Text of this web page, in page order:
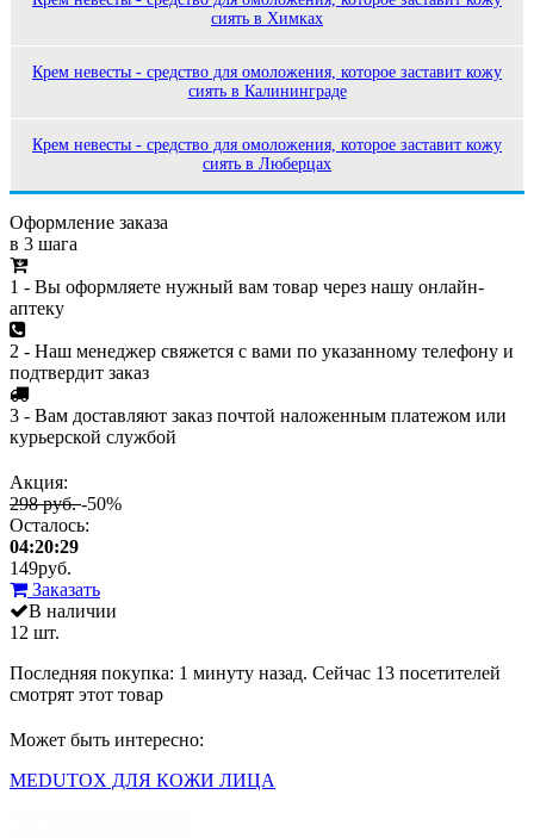
сиять в Химках
Крем невесты - средство для омоложения, которое заставит кожу
сиять в Калининграде
Крем невесты - средство для омоложения, которое заставит кожу
сиять в Люберцах
Оформление заказа
в 3 шага
1 - Вы оформляете нужный вам товар через нашу онлайн-
аптеку
2 - Наш менеджер свяжется с вами по указанному телефону и
подтвердит заказ
3 - Вам доставляют заказ почтой наложенным платежом или
курьерской службой
Акция:
298 руб.-50%
Осталось:
04:20:29
149руб.
Заказать
В наличии
12 шт.
Последняя покупка: 1 минуту назад. Сейчас 13 посетителей
смотрят этот товар
Может быть интересно:
MEDUTOX ДЛЯ КОЖИ ЛИЦА